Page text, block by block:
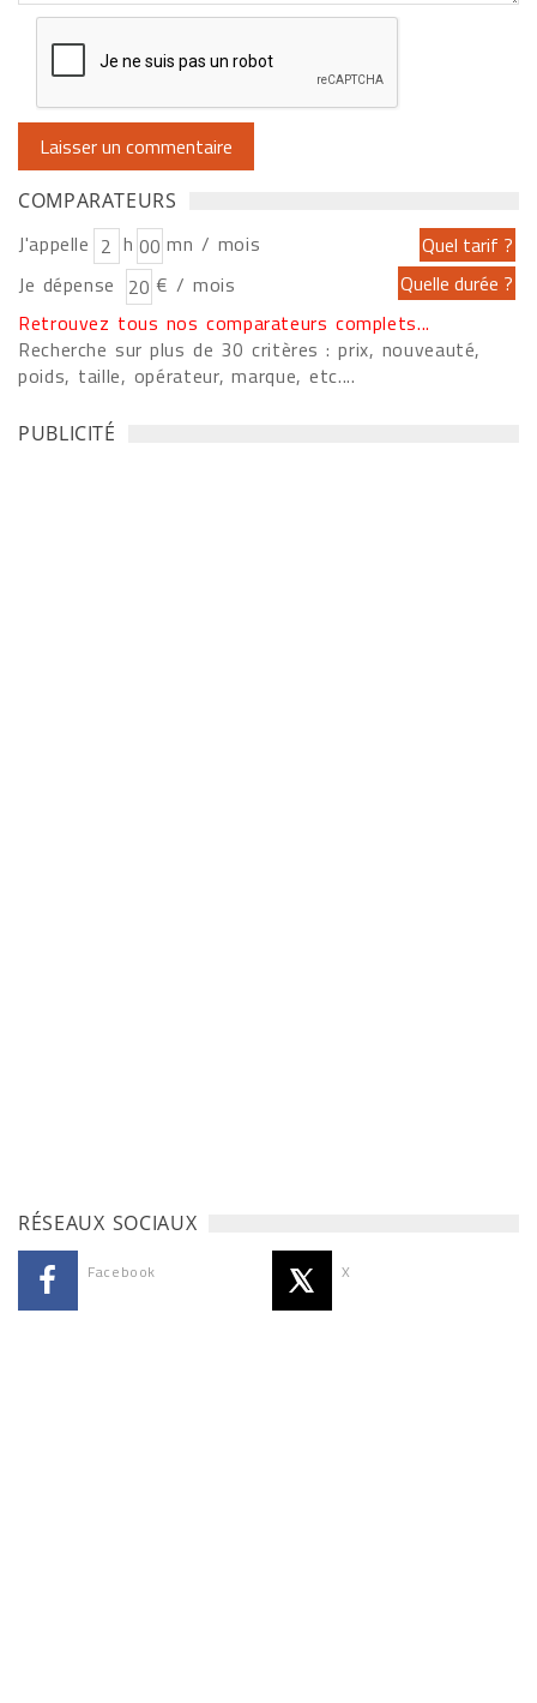
COMPARATEURS
J'appelle h
mn / mois
Je dépense
€ / mois
Retrouvez tous nos comparateurs complets...
Recherche sur plus de 30 critères : prix, nouveauté,
poids, taille, opérateur, marque, etc....
PUBLICITÉ
RÉSEAUX SOCIAUX
Facebook X